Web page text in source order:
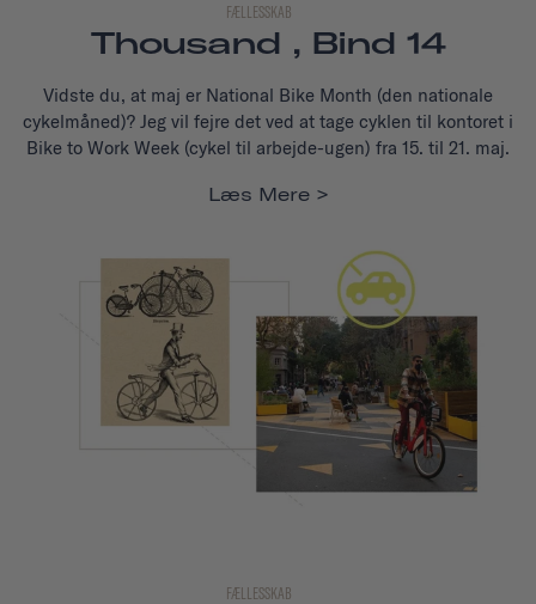
FÆLLESSKAB
Thousand , Bind 14
Vidste du, at maj er National Bike Month (den nationale
cykelmåned)? Jeg vil fejre det ved at tage cyklen til kontoret i
Bike to Work Week (cykel til arbejde-ugen) fra 15. til 21. maj.
Læs Mere
FÆLLESSKAB